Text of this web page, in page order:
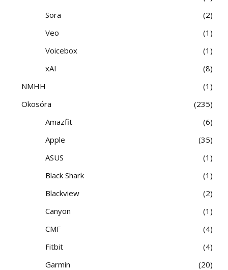
Sora
2
Veo
1
Voicebox
1
xAI
8
NMHH
1
Okosóra
235
Amazfit
6
Apple
35
ASUS
1
Black Shark
1
Blackview
2
Canyon
1
CMF
4
Fitbit
4
Garmin
20